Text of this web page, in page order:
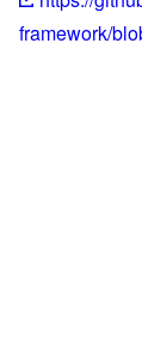
framework/